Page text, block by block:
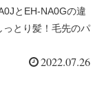
とEH-NA0Gの違
とり髪！毛先のパ
2022.07.26